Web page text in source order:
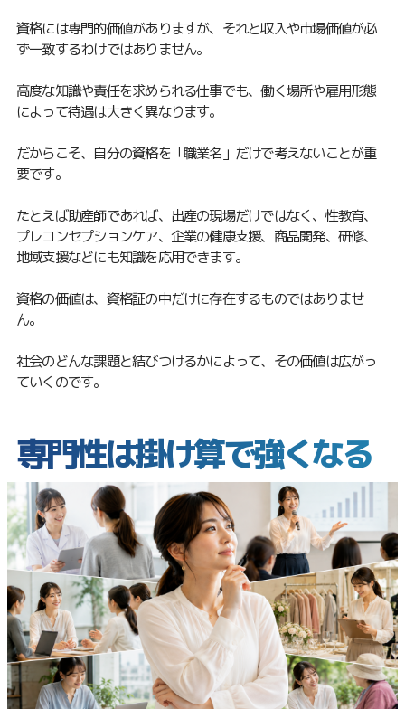
資格には専門的価値がありますが、それと収入や市場価値が必
ず一致するわけではありません。
高度な知識や責任を求められる仕事でも、働く場所や雇用形態
によって待遇は大きく異なります。
だからこそ、自分の資格を「職業名」だけで考えないことが重
要です。
たとえば助産師であれば、出産の現場だけではなく、性教育、
プレコンセプションケア、企業の健康支援、商品開発、研修、
地域支援などにも知識を応用できます。
資格の価値は、資格証の中だけに存在するものではありませ
ん。
社会のどんな課題と結びつけるかによって、その価値は広がっ
ていくのです。
専門性は掛け算で強くなる